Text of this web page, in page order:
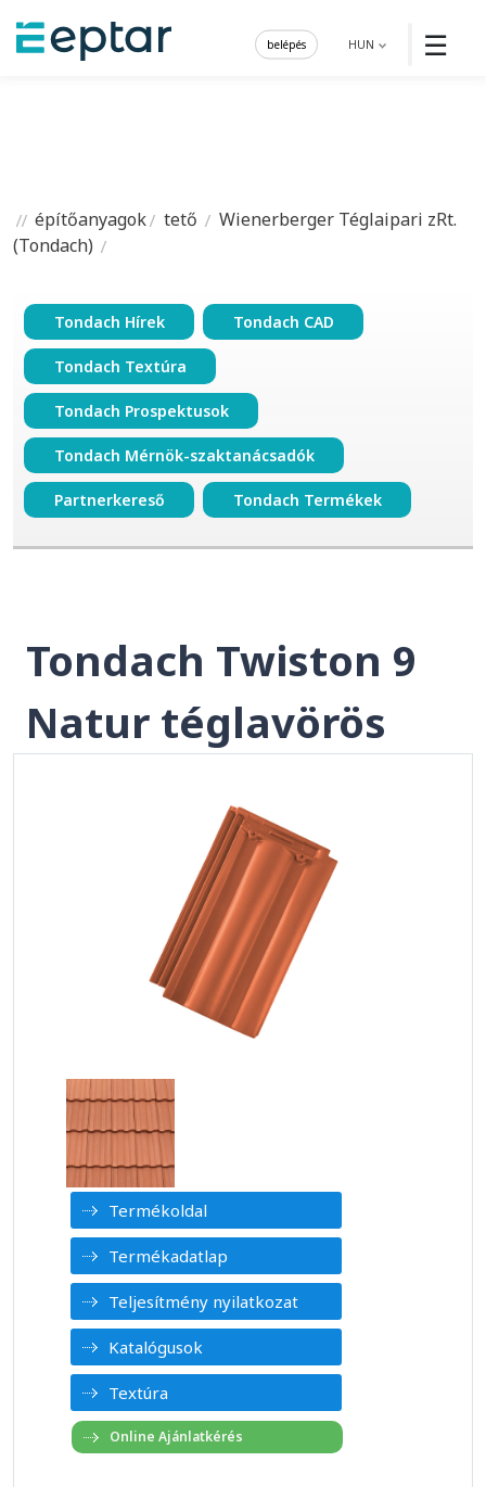
☰
HUN
belépés
építőanyagok tető
Wienerberger Téglaipari zRt.
(Tondach)
Tondach Hírek Tondach CAD
Tondach Textúra
Tondach Prospektusok
Tondach Mérnök-szaktanácsadók
Partnerkereső Tondach Termékek
Tondach Twiston 9
Natur téglavörös
Termékoldal
Termékadatlap
Teljesítmény nyilatkozat
Katalógusok
Textúra